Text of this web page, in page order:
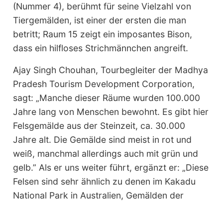
(Nummer 4), berühmt für seine Vielzahl von
Tiergemälden, ist einer der ersten die man
betritt; Raum 15 zeigt ein imposantes Bison,
dass ein hilfloses Strichmännchen angreift.
Ajay Singh Chouhan, Tourbegleiter der Madhya
Pradesh Tourism Development Corporation,
sagt: „Manche dieser Räume wurden 100.000
Jahre lang von Menschen bewohnt. Es gibt hier
Felsgemälde aus der Steinzeit, ca. 30.000
Jahre alt. Die Gemälde sind meist in rot und
weiß, manchmal allerdings auch mit grün und
gelb.” Als er uns weiter führt, ergänzt er: „Diese
Felsen sind sehr ähnlich zu denen im Kakadu
National Park in Australien, Gemälden der